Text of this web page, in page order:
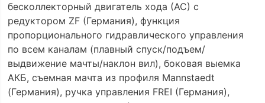
бесколлекторный двигатель хода (АС) с
редуктором ZF (Германия), функция
пропорционального гидравлического управления
по всем каналам (плавный спуск/подъем/
выдвижение мачты/наклон вил), боковая выемка
АКБ, съемная мачта из профиля Mannstaedt
(Германия), ручка управления FREI (Германия),